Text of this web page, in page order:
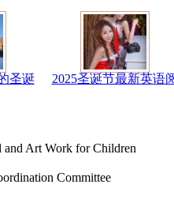
圣诞 2025圣诞节最新英语
Art Work for Children
Committee